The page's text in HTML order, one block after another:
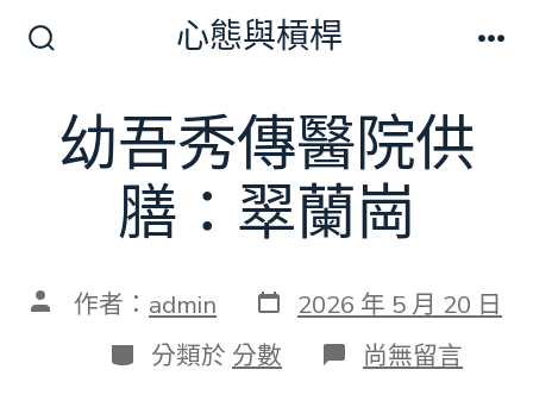
換
開
心態與槓桿
幼吾秀傳醫院供
膳：翠蘭崗
文 作者： admin 發
表
日
期
2026 年 5 月 20 日
分
類
分類於 分數 在
〈幼
尚無留言